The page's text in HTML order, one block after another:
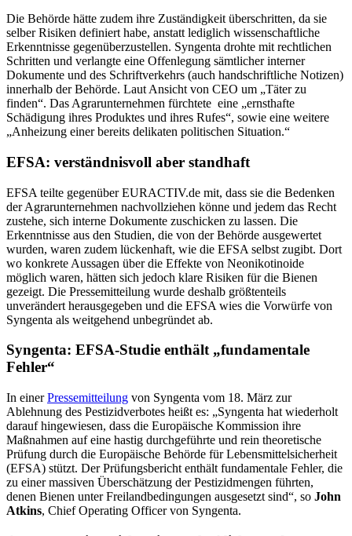
Die Behörde hätte zudem ihre Zuständigkeit überschritten, da sie
selber Risiken definiert habe, anstatt lediglich wissenschaftliche
Erkenntnisse gegenüberzustellen. Syngenta drohte mit rechtlichen
Schritten und verlangte eine Offenlegung sämtlicher interner
Dokumente und des Schriftverkehrs (auch handschriftliche Notizen)
innerhalb der Behörde. Laut Ansicht von CEO um „Täter zu
finden“. Das Agrarunternehmen fürchtete eine „ernsthafte
Schädigung ihres Produktes und ihres Rufes“, sowie eine weitere
„Anheizung einer bereits delikaten politischen Situation.“
EFSA: verständnisvoll aber standhaft
EFSA teilte gegenüber EURACTIV.de mit, dass sie die Bedenken
der Agrarunternehmen nachvollziehen könne und jedem das Recht
zustehe, sich interne Dokumente zuschicken zu lassen. Die
Erkenntnisse aus den Studien, die von der Behörde ausgewertet
wurden, waren zudem lückenhaft, wie die EFSA selbst zugibt. Dort
wo konkrete Aussagen über die Effekte von Neonikotinoide
möglich waren, hätten sich jedoch klare Risiken für die Bienen
gezeigt. Die Pressemitteilung wurde deshalb größtenteils
unverändert herausgegeben und die EFSA wies die Vorwürfe von
Syngenta als weitgehend unbegründet ab.
Syngenta: EFSA-Studie enthält „fundamentale
Fehler“
In einerPressemitteilung von Syngenta vom 18. März zur
Ablehnung des Pestizidverbotes heißt es: „Syngenta hat wiederholt
darauf hingewiesen, dass die Europäische Kommission ihre
Maßnahmen auf eine hastig durchgeführte und rein theoretische
Prüfung durch die Europäische Behörde für Lebensmittelsicherheit
(EFSA) stützt. Der Prüfungsbericht enthält fundamentale Fehler, die
zu einer massiven Überschätzung der Pestizidmengen führten,
denen Bienen unter Freilandbedingungen ausgesetzt sind“, so John
Atkins, Chief Operating Officer von Syngenta.